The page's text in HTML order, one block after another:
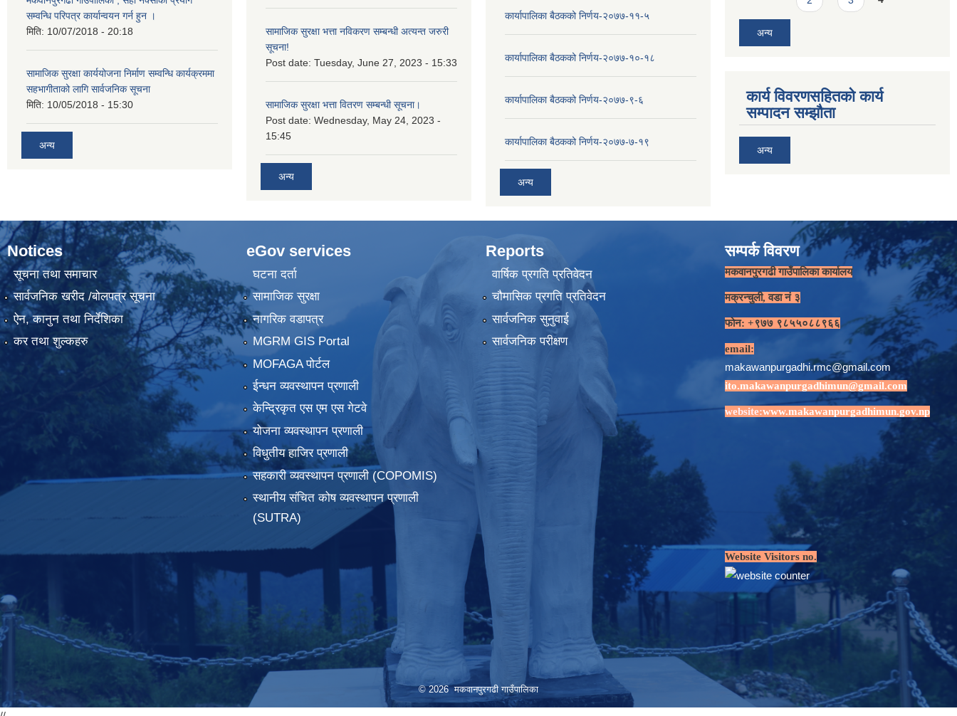
सम्वन्धि परिपत्र कार्यान्वयन गर्न हुन ।
मिति: 10/07/2018 - 20:18
सामाजिक सुरक्षा कार्ययोजना निर्माण सम्वन्धि कार्यक्रममा
सहभागीताको लागि सार्वजनिक सूचना
मिति: 10/05/2018 - 15:30
अन्य
सामाजिक सुरक्षा भत्ता नविकरण सम्बन्धी अत्यन्त जरुरी
सूचना!
Post date: Tuesday, June 27, 2023 - 15:33
सामाजिक सुरक्षा भत्ता वितरण सम्बन्धी सूचना।
Post date: Wednesday, May 24, 2023 -
15:45
अन्य
कार्यापालिका बैठकको निर्णय-२०७७-११-५
कार्यापालिका बैठकको निर्णय-२०७७-१०-१८
कार्यापालिका बैठकको निर्णय-२०७७-९-६
कार्यापालिका बैठकको निर्णय-२०७७-७-१९
अन्य
अन्य
कार्य विवरणसहितको कार्य
सम्पादन सम्झौता
अन्य
Notices
सूचना तथा समाचार
सार्वजनिक खरीद /बोलपत्र सूचना
ऐन, कानुन तथा निर्देशिका
कर तथा शुल्कहरु
eGov services
घटना दर्ता
सामाजिक सुरक्षा
नागरिक वडापत्र
MGRM GIS Portal
MOFAGA पोर्टल
ईन्धन व्यवस्थापन प्रणाली
केन्द्रिकृत एस एम एस गेटवे
योजना व्यवस्थापन प्रणाली
विधुतीय हाजिर प्रणाली
सहकारी व्यवस्थापन प्रणाली (COPOMIS)
स्थानीय संचित कोष व्यवस्थापन प्रणाली
(SUTRA)
Reports
वार्षिक प्रगति प्रतिवेदन
चौमासिक प्रगति प्रतिवेदन
सार्वजनिक सुनुवाई
सार्वजनिक परीक्षण
सम्पर्क विवरण
मकवानपुरगढी गाउँपालिका कार्यालय
मक्रन्चुली, वडा नं ३
फोन: +९७७ ९८५५०८८९६६
email:
makawanpurgadhi.rmc@gmail.com
ito.makawanpurgadhimun@gmail.com
website:www.makawanpurgadhimun.gov.np
Website Visitors no.
© 2026 मकवानपुरगढी गाउँपालिका